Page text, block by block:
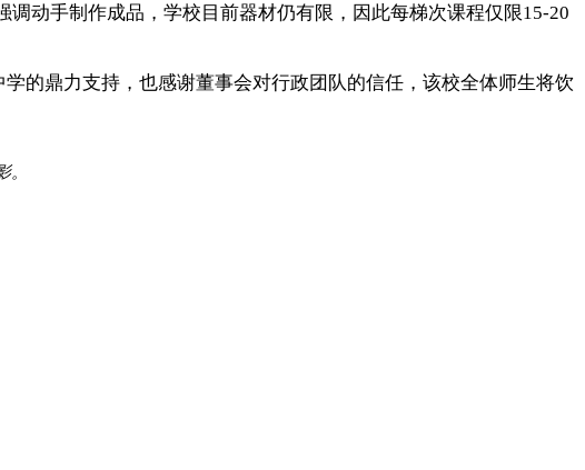
动手制作成品，学校目前器材仍有限，因此每梯次课程仅限15-20
的鼎力支持，也感谢董事会对行政团队的信任，该校全体师生将饮